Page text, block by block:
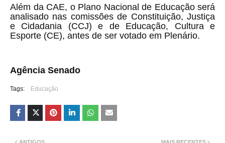
Além da CAE, o Plano Nacional de Educação será
analisado nas comissões de Constituição, Justiça
e Cidadania (CCJ) e de Educação, Cultura e
Esporte (CE), antes de ser votado em Plenário.
Agência Senado
Tags: Educação